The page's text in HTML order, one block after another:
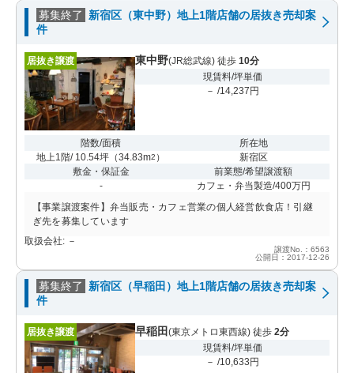
募集終了
新宿区（東中野）地上1階店舗の居抜き売却案
件
居抜き譲渡 東中野(JR総武線) 徒歩 10分
現賃料/坪単価
－ /14,237円
階数/面積
地上1階/ 10.54坪 （34.83m2 ）
所在地
新宿区
敷金・保証金
-
前業態/希望譲渡額
カフェ・弁当製造/400万円
【事業譲渡案件】弁当販売・カフェ営業の個人経営飲食店！引継
ぎ先を募集しています
取扱会社: －
譲渡No.：6563
公開日：2017-12-26
募集終了
新宿区（早稲田）地上1階店舗の居抜き売却案
件
居抜き譲渡 早稲田 (東京メトロ東西線) 徒歩 2分
現賃料/坪単価
－ /10,633円